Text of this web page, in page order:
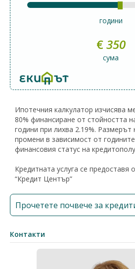
години
€350
сума
Ипотечния калкулатор изчисява
80% финансиране от стойността
години при лихва 2.19%. Размерът
промени в зависимост от
финансовия статус на
Кредитната услуга се предоставя
“Кредит Център”
Прочетете почвече за
Контакти